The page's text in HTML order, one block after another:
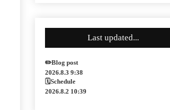
Last updated...
✏️Blog post
2026.8.3 9:38
🗓Schedule
2026.8.2 10:39